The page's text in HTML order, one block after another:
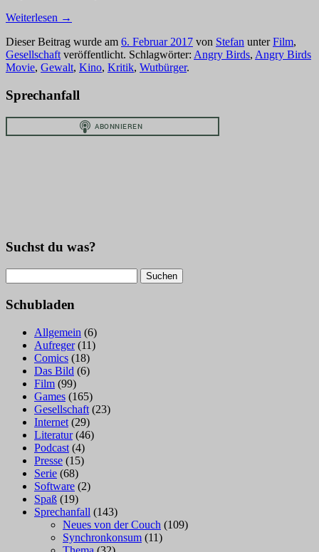
Weiterlesen →
Dieser Beitrag wurde am 6. Februar 2017 von Stefan unterFilm,
Gesellschaft veröffentlicht. Schlagwörter: Angry Birds, Angry Birds
Movie, Gewalt, Kino, Kritik, Wutbürger.
Sprechanfall
Suchst du was?
nach:
Schubladen
Allgemein (6)
Aufreger(11)
Comics (18)
Das Bild (6)
Film (99)
Games (165)
Gesellschaft (23)
Internet (29)
Literatur(46)
Podcast (4)
Presse (15)
Serie (68)
Software (2)
Spaß (19)
Sprechanfall (143)
Neues von der Couch (109)
Synchronkonsum (11)